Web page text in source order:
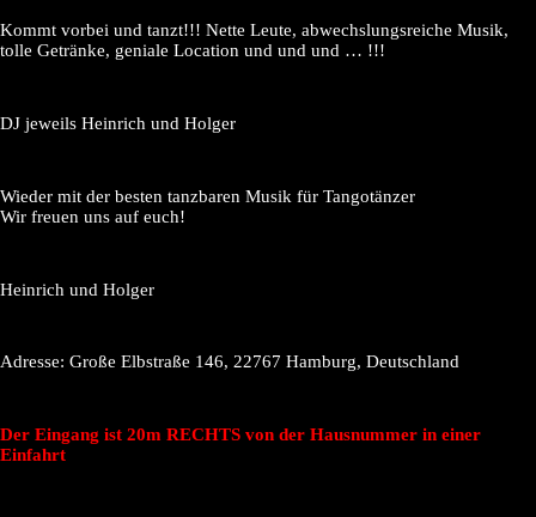
Kommt vorbei und tanzt!!! Nette Leute, abwechslungsreiche Musik,
tolle Getränke, geniale Location und und und … !!!
DJ jeweils Heinrich und Holger
Wieder mit der besten tanzbaren Musik für Tangotänzer
Wir freuen uns auf euch!
Heinrich und Holger
Adresse: Große Elbstraße 146, 22767 Hamburg, Deutschland
Der Eingang ist 20m RECHTS von der Hausnummer in einer
Einfahrt